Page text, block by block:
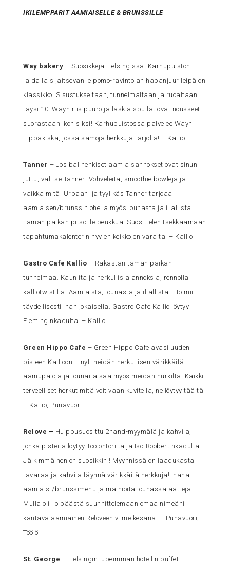
IKILEMPPARIT AAMIAISELLE & BRUNSSILLE
Way bakery – Suosikkeja Helsingissä. Karhupuiston
laidalla sijaitsevan leipomo-ravintolan hapanjuurileipä on
klassikko! Sisustukseltaan, tunnelmaltaan ja ruoaltaan
täysi 10! Wayn riisipuuro ja laskiaispullat ovat nousseet
suorastaan ikonisiksi! Karhupuistossa palvelee Wayn
Lippakiska, jossa samoja herkkuja tarjolla! – Kallio
Tanner – Jos balihenkiset aamiaisannokset ovat sinun
juttu, valitse Tanner! Vohveleita, smoothie bowleja ja
vaikka mitä. Urbaani ja tyylikäs Tanner tarjoaa
aamiaisen/brunssin ohella myös lounasta ja illallista.
Tämän paikan pitsoille peukkua! Suosittelen tsekkaamaan
tapahtumakalenterin hyvien keikkojen varalta. – Kallio
Gastro Cafe Kallio – Rakastan tämän paikan
tunnelmaa. Kauniita ja herkullisia annoksia, rennolla
kalliotwistillä. Aamiaista, lounasta ja illallista – toimii
täydellisesti ihan jokaisella. Gastro Cafe Kallio löytyy
Fleminginkadulta. – Kallio
Green Hippo Cafe – Green Hippo Cafe avasi uuden
pisteen Kallioon – nyt heidän herkullisen värikkäitä
aamupaloja ja lounaita saa myös meidän nurkilta! Kaikki
terveelliset herkut mitä voit vaan kuvitella, ne löytyy täältä!
– Kallio, Punavuori
Relove – Huippusuosittu 2hand-myymälä ja kahvila,
jonka pisteitä löytyy Töölöntorilta ja Iso-Roobertinkadulta.
Jälkimmäinen on suosikkini! Myynnissä on laadukasta
tavaraa ja kahvila täynnä värikkäitä herkkuja! Ihana
aamiais-/brunssimenu ja mainioita lounassalaatteja.
Mulla oli ilo päästä suunnittelemaan omaa nimeäni
kantava aamiainen Reloveen viime kesänä! – Punavuori,
Töölö
St. George – Helsingin upeimman hotellin buffet-